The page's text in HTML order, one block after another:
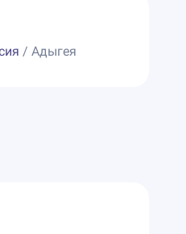
/ Адыгея